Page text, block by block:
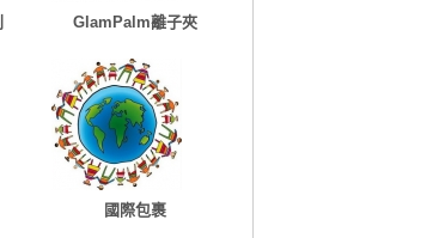
GlamPalm離子夾
國際包裹